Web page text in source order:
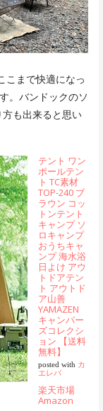
こまで快適になっ
。バンドックのソ
も出来ると思い
テント ワン
ポールテン
ト TC素材
TOP-240 ブ
ラウン コッ
トンテント
キャンプ ソ
ロキャンプ
おうちキャ
ンプ 海水浴
日よけ アウ
トドアテン
ト アウトド
ア山善
YAMAZEN
キャンパー
ズコレクシ
ョン 【送料
無料】
posted with カ
エレバ
楽天市場
Amazon